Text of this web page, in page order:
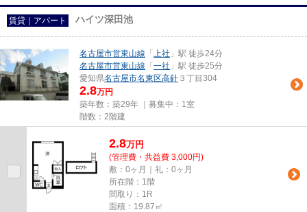
賃貸｜アパート ハイツ深田池
名古屋市営東山線 「 上社 」駅 徒歩24分
名古屋市営東山線 「 一社 」駅 徒歩25分
愛知県名古屋市名東区高針 ３丁目304
2.8万円
築年数：築29年 ｜募集中： 1室
階数：2階建
2.8万円
(管理費・共益費 3,000円)
敷：0ヶ月｜礼：0ヶ月
所在階：1階
間取り：1R
面積：19.87㎡